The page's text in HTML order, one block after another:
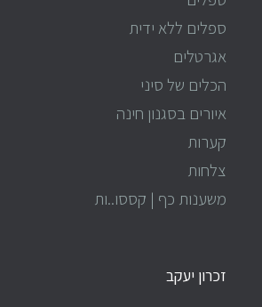
ספלים ללא ידית
אגרטלים
הכלים של סיני
איורים בסגנון חינה
קערות
צלחות
משענות כף | קססו..ות
זכרון יעקב